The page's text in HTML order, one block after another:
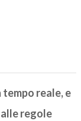
tempo reale, e
regole